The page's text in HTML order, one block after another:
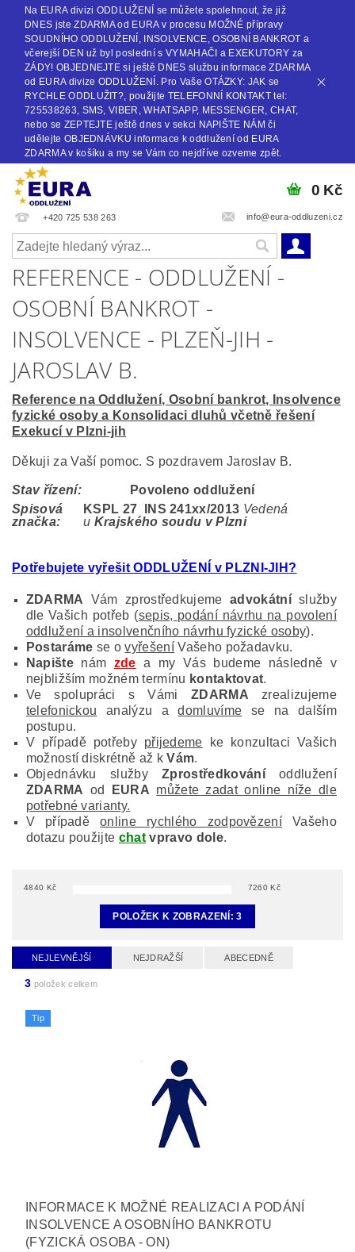
Na EURA divizi ODDLUŽENÍ se můžete spolehnout, že již
DNES jste ZDARMA od EURA v procesu MOŽNÉ přípravy
SOUDNÍHO ODDLUŽENÍ, INSOLVENCE, OSOBNÍ BANKROT a
včerejší DEN už byl poslední s VYMAHAČI a EXEKUTORY za
ZÁDY! OBJEDNEJTE si ještě DNES službu informace ZDARMA
od EURA divize ODDLUŽENÍ. Pro Vaše OTÁZKY: JAK se
RYCHLE ODDLUŽIT?, použijte TELEFONNÍ KONTAKT tel:
725538263, SMS, VIBER, WHATSAPP, MESSENGER, CHAT,
nebo se ZEPTEJTE ještě dnes v sekci NAPIŠTE NÁM či
udělejte OBJEDNÁVKU informace k oddlužení od EURA
ZDARMA v košíku a my se Vám co nejdříve ozveme zpět.
+420 725 538 263 info@eura-oddluzeni.cz
0 Kč
REFERENCE - ODDLUŽENÍ -
OSOBNÍ BANKROT -
INSOLVENCE - PLZEŇ-JIH -
JAROSLAV B.
Reference na Oddlužení, Osobní bankrot, Insolvence
fyzické osoby a Konsolidaci dluhů včetně řešení
Exekucí v Plzni-jih
Děkuji za Vaší pomoc. S pozdravem Jaroslav B.
Stav řízení:
Povoleno oddlužení
Spisová
značka:
KSPL 27 INS 241xx/2013 Vedená
u Krajského soudu v Plzni
Potřebujete vyřešit ODDLUŽENÍ v PLZNI-JIH?
ZDARMA Vám zprostředkujeme advokátníslužby
dle Vašich potřeb (sepis, podání návrhu na povolení
oddlužení a insolvenčního návrhu fyzické osoby).
Postaráme se ovyřešeníVašeho požadavku.
Napištenám zde a my Vás budeme následně v
nejbližším možném termínu kontaktovat.
Ve spolupráci s Vámi ZDARMA zrealizujeme
telefonickou analýzu adomluvíme se na dalším
postupu.
V případě potřeby přijedeme ke konzultaci Vašich
možností diskrétně až kVám.
Objednávku služby
Zprostředkováníoddlužení
ZDARMA od EURA můžete zadat online níže dle
potřebné varianty.
V případěonline rychlého zodpovězení Vašeho
dotazu použijte chatvpravo dole.
4840 Kč 7260 Kč
POLOŽEK K ZOBRAZENÍ:3
NEJLEVNĚJŠÍ NEJDRAŽŠÍ ABECEDNĚ
3 položek celkem
Tip
INFORMACE K MOŽNÉ REALIZACI A PODÁNÍ
INSOLVENCE A OSOBNÍHO BANKROTU
(FYZICKÁ OSOBA - ON)